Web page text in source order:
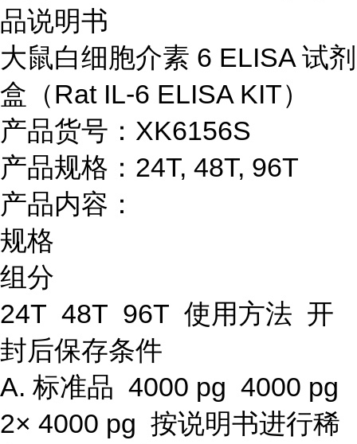
品说明书
大鼠白细胞介素 6 ELISA 试剂
盒（Rat IL-6 ELISA KIT）
产品货号：XK6156S
产品规格：24T, 48T, 96T
产品内容：
规格
组分
24T 48T 96T 使用方法 开
封后保存条件
A. 标准品 4000 pg 4000 pg
2× 4000 pg 按说明书进行稀